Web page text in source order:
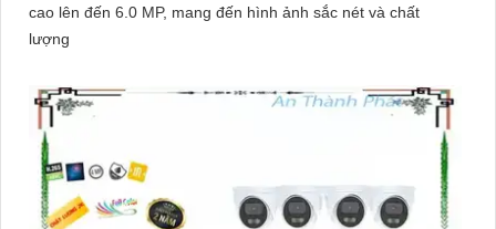
cao lên đến 6.0 MP, mang đến hình ảnh sắc nét và chất
lượng